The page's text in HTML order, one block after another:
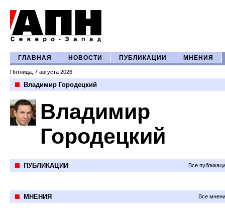
ГЛАВНАЯ НОВОСТИ ПУБЛИКАЦИИ МНЕНИЯ
Пятница, 7 августа 2026
Владимир Городецкий
Владимир
Городецкий
ПУБЛИКАЦИИ Все
МНЕНИЯ Все